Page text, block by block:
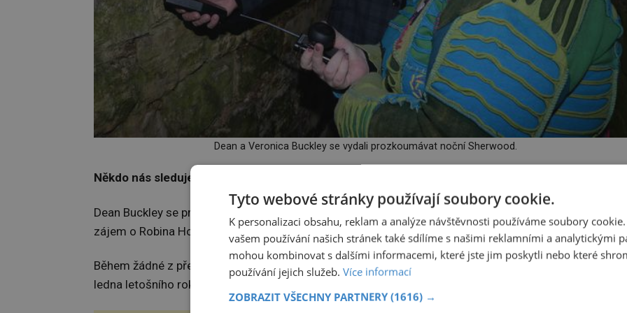
Dean a Veronica Buckley se vydali prozkoumávat noční Sherwood.
Někdo nás sleduje!
Dean Buckley se prý vyšetřování paranormálních jevů věnuje již dvacet let a Sherwoodský les po svůj
zájem o Robina Hooda navštěvuje opakovaně.
Během žádné z předchozích šesti návštěv však nezaznamenal nic, co byl se podobalo zážitkům z 29.
ledna letošního roku.
Tyto webové stránky používají soubory cookie.
K personalizaci obsahu, reklam a analýze návštěvnosti používáme soubory
vašem používání našich stránek také sdílíme s našimi reklamními a analytickými
mohou kombinovat s dalšími informacemi, které jste jim poskytli nebo které
používání jejich služeb. Více informací
ZOBRAZIT VŠECHNY PARTNERY (1616) →